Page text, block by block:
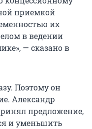
приемкой
их
в ведении
— сказано в
Поэтому он
Александр
предложение,
и уменьшить